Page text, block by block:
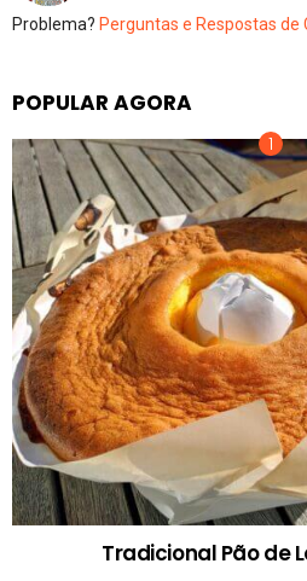
Problema? Perguntas e Respostas de
POPULAR AGORA
Tradicional Pão de